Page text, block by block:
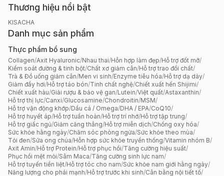
Thương hiệu nổi bật
KISACHA
Danh mục sản phẩm
Thực phẩm bổ sung
Collagen/Axit Hyaluronic/Nhau thai/Hỗn hợp làm đẹp/Hỗ trợ đốt mỡ/
Kiểm soát đường & tinh bột/Chất xơ giảm cân/Hỗ trợ trao đổi chất/
Trà & Đồ uống giảm cân/Men vi sinh/Enzyme tiêu hóa/Hỗ trợ dạ dày/
Giảm đầy hơi/Hỗ trợ táo bón/Tinh chất nghệ/Chiết xuất hến Shijimi/
Chiết xuất hàu/Giải rượu & bảo vệ gan/Lutein/Việt quất/Astaxanthin/
Hỗ trợ thị lực/Canxi/Glucosamine/Chondroitin/MSM/
Hỗ trợ vận động khớp/Dầu cá / Omega/DHA / EPA/CoQ10/
Hỗ trợ huyết áp/Hỗ trợ tuần hoàn/Hỗ trợ trí nhớ/Hỗ trợ tập trung/
Hỗ trợ giấc ngủ/Giảm căng thẳng/Hỗ trợ miễn dịch/Chống oxy hóa/
Sức khỏe hằng ngày/Chăm sóc phòng ngừa/Sức khỏe theo mùa/
Tỏi đen/Sữa ong chúa/Hỗn hợp sức khỏe truyền thống/Vitamin nhóm B/
Axit Amin/Hỗ trợ Protein/Hỗ trợ phục hồi/Tăng cường hiệu suất/
Phục hồi mệt mỏi/Sâm Maca/Tăng cường sinh lực nam/
Hỗ trợ tuyến tiền liệt/Hỗ trợ tóc cho nam/Sức khỏe nam giới hằng ngày/
Năng lượng cho phái mạnh/Hỗ trợ trước khi sinh/Cân bằng nội tiết tố/